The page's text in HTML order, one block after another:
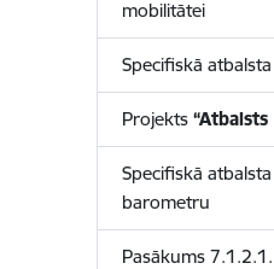
mobilitātei
Specifiskā
Projekts
Specifiskā
barometru
Pasākums